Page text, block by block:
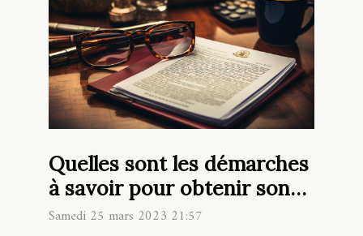
Quelles sont les démarches
à savoir pour obtenir son
visa ?
Samedi 25 mars 2023 21:57